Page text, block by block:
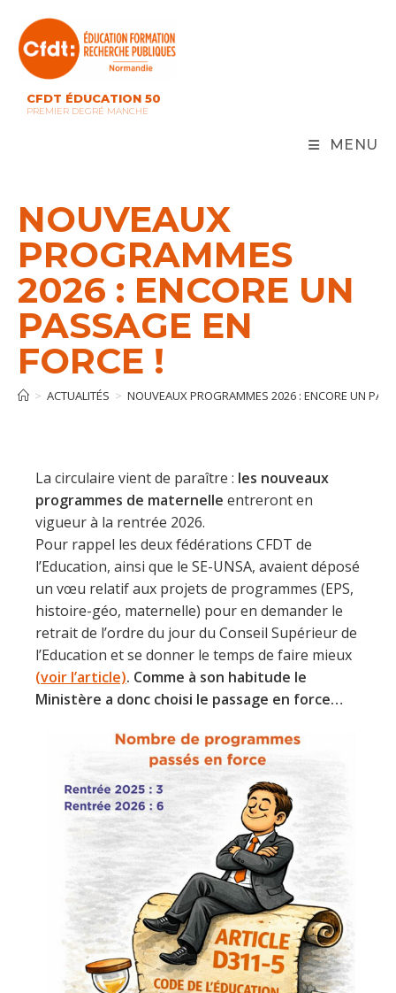
content
CFDT ÉDUCATION 50
PREMIER DEGRÉ MANCHE
MENU
NOUVEAUX
PROGRAMMES
2026 : ENCORE UN
PASSAGE EN
FORCE !
> ACTUALITÉS > NOUVEAUX PROGRAMMES 2026 : ENCORE UN
La circulaire vient de paraître : les nouveaux
programmes de maternelle entreront en
vigueur à la rentrée 2026.
Pour rappel les deux fédérations CFDT de
l’Education, ainsi que le SE-UNSA, avaient déposé
un vœu relatif aux projets de programmes (EPS,
histoire-géo, maternelle) pour en demander le
retrait de l’ordre du jour du Conseil Supérieur de
l’Education et se donner le temps de faire mieux
(voir l’article). Comme à son habitude le
Ministère a donc choisi le passage en force…